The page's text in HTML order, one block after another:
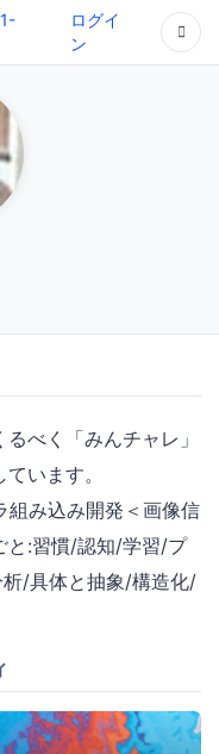
ログイ
ン
べく「みんチャレ」
います。
み込み開発＜画像信
と:習慣/認知/学習/プ
/具体と抽象/構造化/